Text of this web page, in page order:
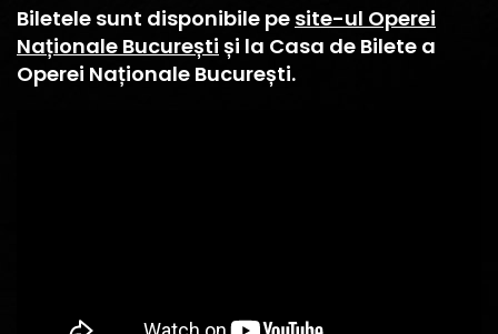
Biletele sunt disponibile pe site-ul Operei
Naționale București și la Casa de Bilete a
Operei Naționale București.